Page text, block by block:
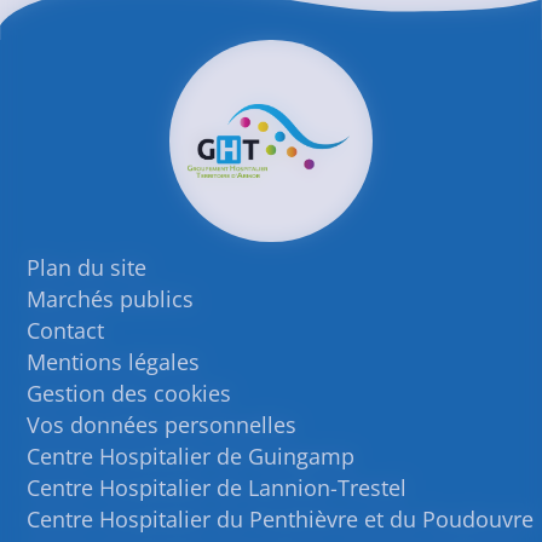
Plan du site
Marchés publics
Contact
Mentions légales
Gestion des cookies
Vos données personnelles
Centre Hospitalier de Guingamp
Centre Hospitalier de Lannion-Trestel
Centre Hospitalier du Penthièvre et du Poudouvre